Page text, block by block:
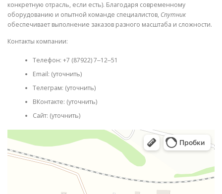
конкретную отрасль, если есть). Благодаря современному
оборудованию и опытной команде специалистов, Спутник
обеспечивает выполнение заказов разного масштаба и сложности.
Контакты компании:
Телефон: +7 (87922) 7‒12‒51
Email: (уточнить)
Телеграм: (уточнить)
ВКонтакте: (уточнить)
Сайт: (уточнить)